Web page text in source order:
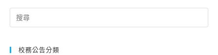
Search
for:
校務公告分類